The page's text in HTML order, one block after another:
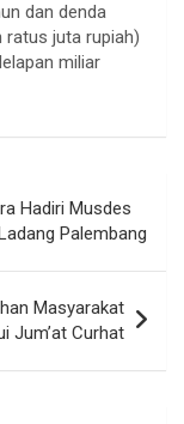
dan denda
ratus juta rupiah)
miliar
Hadiri Musdes
Palembang
Masyarakat
Jum’at Curhat